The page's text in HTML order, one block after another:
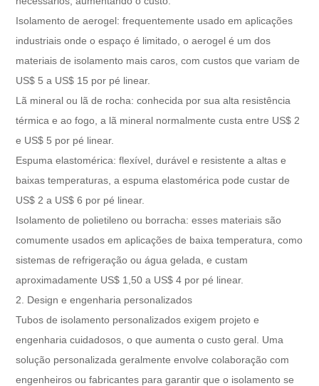
Isolamento de aerogel: frequentemente usado em aplicações
industriais onde o espaço é limitado, o aerogel é um dos
materiais de isolamento mais caros, com custos que variam de
US$ 5 a US$ 15 por pé linear.
Lã mineral ou lã de rocha: conhecida por sua alta resistência
térmica e ao fogo, a lã mineral normalmente custa entre US$ 2
e US$ 5 por pé linear.
Espuma elastomérica: flexível, durável e resistente a altas e
baixas temperaturas, a espuma elastomérica pode custar de
US$ 2 a US$ 6 por pé linear.
Isolamento de polietileno ou borracha: esses materiais são
comumente usados ​​em aplicações de baixa temperatura, como
sistemas de refrigeração ou água gelada, e custam
aproximadamente US$ 1,50 a US$ 4 por pé linear.
2. Design e engenharia personalizados
Tubos de isolamento personalizados exigem projeto e
engenharia cuidadosos, o que aumenta o custo geral. Uma
solução personalizada geralmente envolve colaboração com
engenheiros ou fabricantes para garantir que o isolamento se